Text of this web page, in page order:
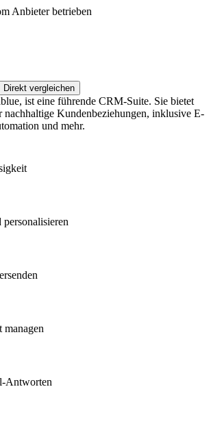
Anbieter betrieben
Direkt vergleichen
ist eine führende CRM-Suite. Sie bietet
nachhaltige Kundenbeziehungen, inklusive E-
und mehr.
Antworten